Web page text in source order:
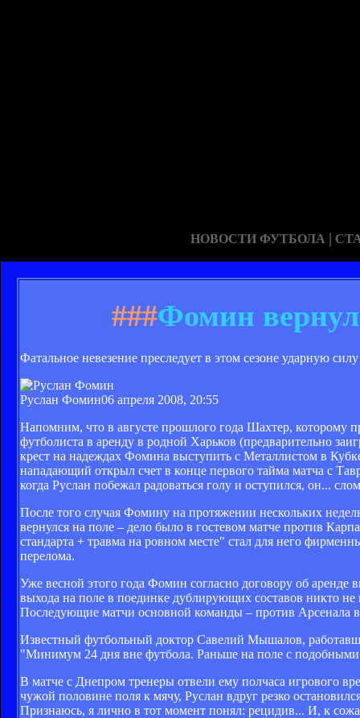
НОВОСТИ ФУТБОЛА |
###Фомин
Фатальное невезение преследует в этом сезоне ударную
Руслан Фомин06 апреля 2008, 20:55
Напомним, что в августе прошлого года Шахтер, которому
футболиста в аренду в родной Харьков (предварительно
крест на надеждах Фомина выступить с Металлистом в
нападающий открыл счет в конце первого тайма матча с
когда Руслан побежал радоваться голу и оступился, он...
После того случая Фомину на протяжении нескольких
вернулся на поле – дело было в гостевом матче против
стандарта + травма на ровном месте" стал для него
перелома.
Уже весной этого года Фомин согласно договору об
выхода на поле в поединке дублирующих составов никто
Последующие матчи основной команды – против Арсенала
Известный футбольный доктор Савелий Мышалов,
"Минимум 24 дня вне футбола. Раньше на поле с
В матче с Днепром тренеры отвели ему полчаса игрового
чужой половине поля к мячу, Руслан вдруг резко
Признаюсь, я лично в тот момент понял: рецидив... И, к